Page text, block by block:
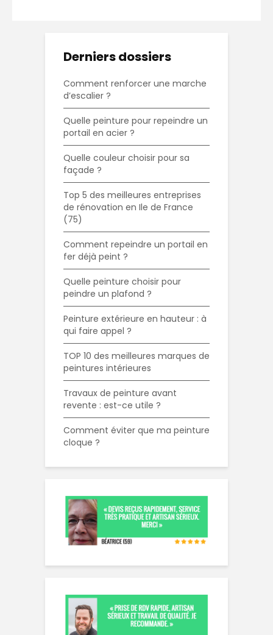
Derniers dossiers
Comment renforcer une marche
d’escalier ?
Quelle peinture pour repeindre un
portail en acier ?
Quelle couleur choisir pour sa
façade ?
Top 5 des meilleures entreprises
de rénovation en Ile de France
(75)
Comment repeindre un portail en
fer déjà peint ?
Quelle peinture choisir pour
peindre un plafond ?
Peinture extérieure en hauteur : à
qui faire appel ?
TOP 10 des meilleures marques de
peintures intérieures
Travaux de peinture avant
revente : est-ce utile ?
Comment éviter que ma peinture
cloque ?